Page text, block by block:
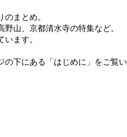
まとめ。
山、京都清水寺の特集など。
ます。
の下にある「はじめに」をご覧い